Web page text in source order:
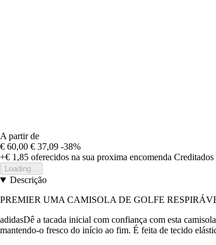
A partir de
€ 60,00 € 37,09 -38%
+€ 1,85 oferecidos na sua proxima encomenda Creditados
Loading...
Descrição
PREMIER UMA CAMISOLA DE GOLFE
adidasDê a tacada inicial com confiança com esta
mantendo-o fresco do início ao fim. É feita de tecido